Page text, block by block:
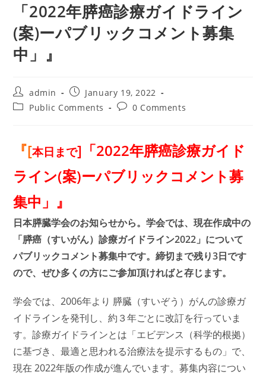
「2022年膵癌診療ガイドライン
(案)ーパブリックコメント募集
中」』
Post
author:
admin
Post
published:
January 19, 2022
PostPublic Comments
Post0 Comments
『[本日まで]「2022年膵癌診療ガイド
ライン(案)ーパブリックコメント募
集中」』
日本膵臓学会のお知らせから。学会では、現在作成中の
「膵癌（すいがん）診療ガイドライン2022」について
パブリックコメント募集中です。締切まで残り3日です
ので、ぜひ多くの方にご参加頂ければと存じます。
学会では、2006年より 膵臓（すいぞう）がんの診療ガ
イドラインを発刊し、約３年ごとに改訂を行っていま
す。診療ガイドラインとは「エビデンス（科学的根拠）
に基づき、最適と思われる治療法を提示するもの」で、
現在 2022年版の作成が進んでいます。募集内容につい